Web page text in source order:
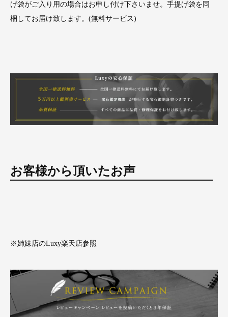
げ袋がご入り用の場合はお申し付け下さいませ。手提げ袋を同
梱してお届け致します。(無料サービス)
お客様から頂いたお声
※姉妹店のLuxy楽天店参照